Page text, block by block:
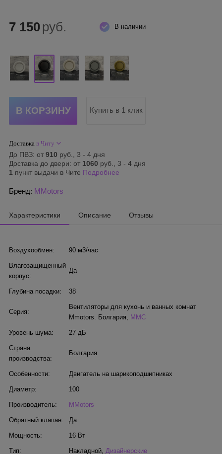
В наличии
7 150 руб.
Купить в 1 клик
Доставка в Читу
До ПВЗ: от 910 руб., 3 - 4 дня
Доставка до двери: от 1060 руб., 3 - 4 дня
1 пункт выдачи в Чите Подробнее
Бренд: MMotors
Характеристики Описание Отзывы
Воздухообмен: 90 м3/час
Влагозащищенный
корпус:
Да
Глубина посадки: 38
Серия:
Вентиляторы для кухонь и ванных комнат
Mmotors. Болгария, MMC
Уровень шума: 27 дБ
Страна
производства:
Болгария
Особенности: Двигатель на шарикоподшипниках
Диаметр: 100
Производитель: MMotors
Обратный клапан: Да
Мощность: 16 Вт
Тип: Накладной, Дизайнерские